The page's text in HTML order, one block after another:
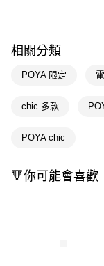
Google Pay
相關說明
相關分類
POYA 限定
chic 多款
POYA chic
🔻你可能會喜歡